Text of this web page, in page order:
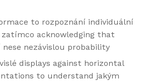
to rozpoznání individuální
zatímco acknowledging that
nezávislou probability
displays against horizontal
to understand jakým